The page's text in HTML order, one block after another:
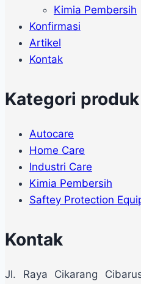
Kimia Pembersih
Konfirmasi
Artikel
Kontak
Kategori produk
Autocare
Home Care
Industri Care
Kimia Pembersih
Saftey Protection
Kontak
Jl. Raya Cikarang